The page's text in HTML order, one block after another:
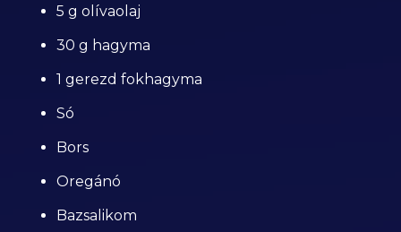
5 g olívaolaj
30 g hagyma
1 gerezd fokhagyma
Só
Bors
Oregánó
Bazsalikom